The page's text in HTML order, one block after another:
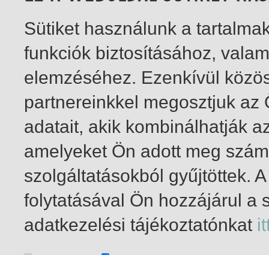
1-3 / total 3 hit
Sütiket használunk a
funkciók biztosításához,
elemzéséhez. Ezenkívül
partnereinkkel megosztjuk
adatait, akik kombinálhatják
amelyeket Ön adott meg
szolgáltatásokból gyűjtöttek.
folytatásával Ön hozzájárul a
adatkezelési tájékoztatónkat